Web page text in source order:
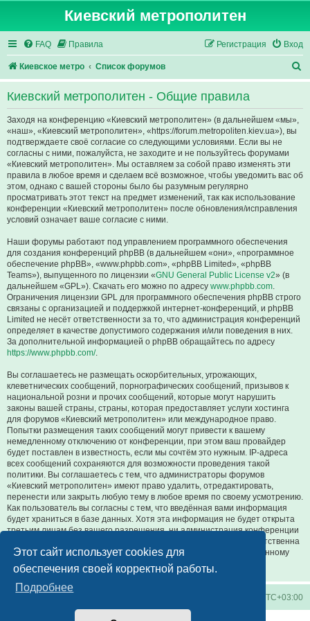
Этот сайт использует cookies для
обеспечения своей корректной работы.
Подробнее
Киевский метрополитен
FAQ Правила Вход
Регистрация
Киевское метро Список форумов
о
Киевский метрополитен - Общие правила
Заходя на конференцию «Киевский метрополитен» (в дальнейшем «мы»,
«наш», «Киевский метрополитен», «https://forum.metropoliten.kiev.ua»), вы
подтверждаете своё согласие со следующими условиями. Если вы не
согласны с ними, пожалуйста, не заходите и не пользуйтесь форумами
«Киевский метрополитен». Мы оставляем за собой право изменять эти
правила в любое время и сделаем всё возможное, чтобы уведомить вас об
этом, однако с вашей стороны было бы разумным регулярно
просматривать этот текст на предмет изменений, так как использование
конференции «Киевский метрополитен» после обновления/исправления
условий означает ваше согласие с ними.
Наши форумы работают под управлением программного обеспечения
для создания конференций phpBB (в дальнейшем «они», «программное
обеспечение phpBB», «www.phpbb.com», «phpBB Limited», «phpBB
Teams»), выпущенного по лицензии «GNU General Public License v2» (в
дальнейшем «GPL»). Скачать его можно по адресу www.phpbb.com.
Ограничения лицензии GPL для программного обеспечения phpBB строго
связаны с организацией и поддержкой интернет-конференций, и phpBB
Limited не несёт ответственности за то, что администрация конференций
определяет в качестве допустимого содержания и/или поведения в них.
За дополнительной информацией о phpBB обращайтесь по адресу
https://www.phpbb.com/.
Вы соглашаетесь не размещать оскорбительных, угрожающих,
клеветнических сообщений, порнографических сообщений, призывов к
национальной розни и прочих сообщений, которые могут нарушить
законы вашей страны, страны, которая предоставляет услуги хостинга
для форумов «Киевский метрополитен» или международное право.
Попытки размещения таких сообщений могут привести к вашему
немедленному отключению от конференции, при этом ваш провайдер
будет поставлен в известность, если мы сочтём это нужным. IP-адреса
всех сообщений сохраняются для возможности проведения такой
политики. Вы соглашаетесь с тем, что администраторы форумов
«Киевский метрополитен» имеют право удалить, отредактировать,
перенести или закрыть любую тему в любое время по своему усмотрению.
Как пользователь вы согласны с тем, что введённая вами информация
будет храниться в базе данных. Хотя эта информация не будет открыта
третьим лицам без вашего разрешения, ни администрация конференции
«Киевский метрополитен», ни phpBB Limited не может быть ответственна
за действия хакеров, которые могут привести к несанкционированному
доступу к ней.
UTC+03:00